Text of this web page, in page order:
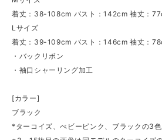
着丈：38-108cm バスト：142cm 袖丈：
Lサイズ
着丈：39-109cm バスト：146cm 袖丈：
・バックリボン
・袖口シャーリング加工
[カラー]
ブラック
*ターコイズ、べビーピンク、ブラックの3色